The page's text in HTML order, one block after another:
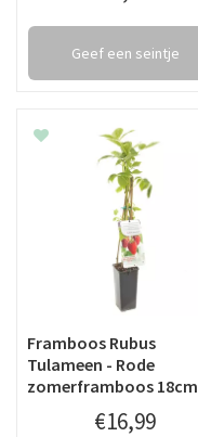
Geef een seintje
Framboos Rubus
Tulameen - Rode
zomerframboos 18cm
€16,99